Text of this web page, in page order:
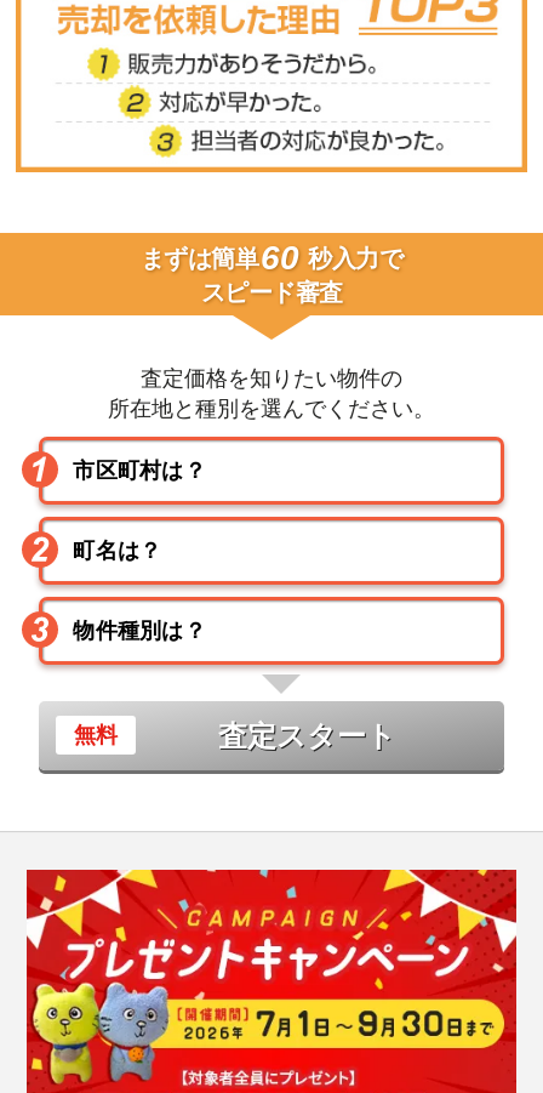
まずは簡単60 秒入力で
スピード審査
査定価格を知りたい物件の
所在地と種別を選んでください。
査定スタート